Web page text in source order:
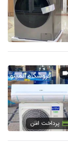
پرداخت امن